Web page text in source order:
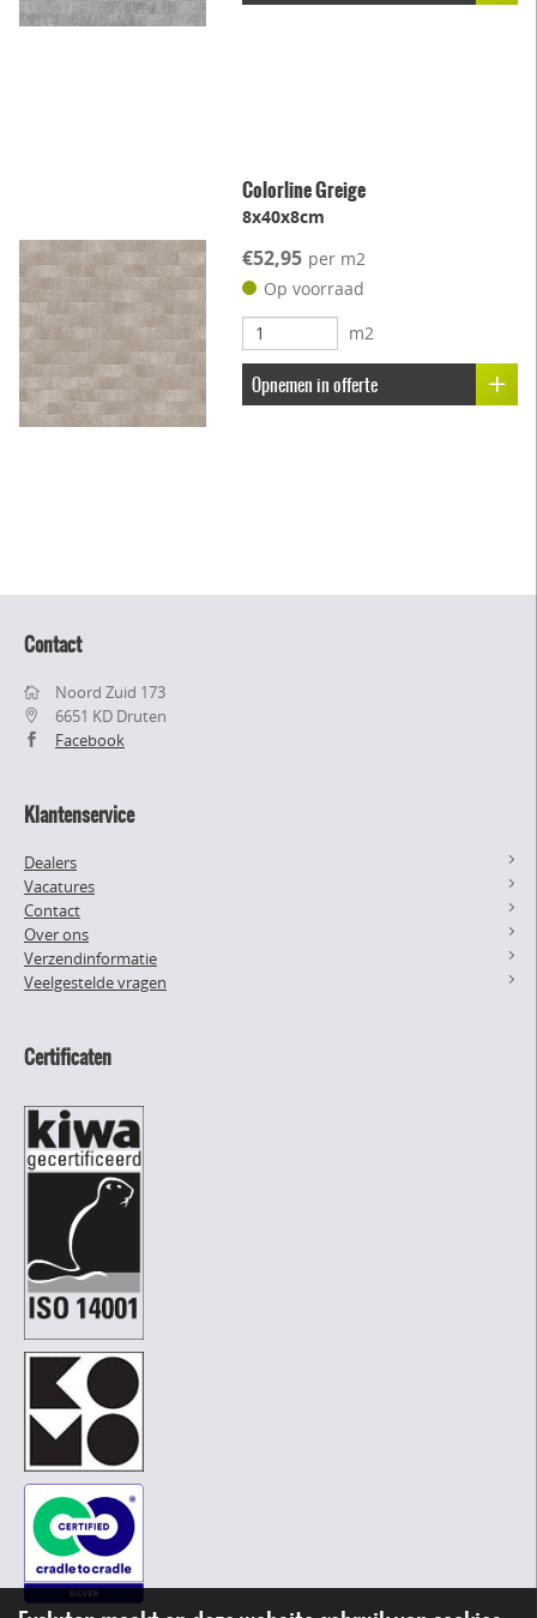
Colorline Greige
8x40x8cm
€52,95 per m2
Op voorraad
m2
Opnemen in offerte
Contact
Noord Zuid 173
6651 KD Druten
Facebook
Klantenservice
Dealers
Vacatures
Contact
Over ons
Verzendinformatie
Veelgestelde vragen
Certificaten